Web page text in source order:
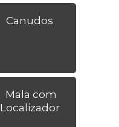
Canudos
Mala com
Localizador